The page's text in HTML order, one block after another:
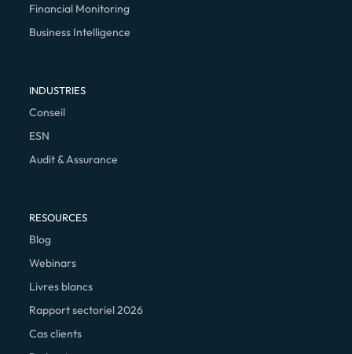
Financial Monitoring
Business Intelligence
INDUSTRIES
Conseil
ESN
Audit & Assurance
RESOURCES
Blog
Webinars
Livres blancs
Rapport sectoriel 2026
Cas clients